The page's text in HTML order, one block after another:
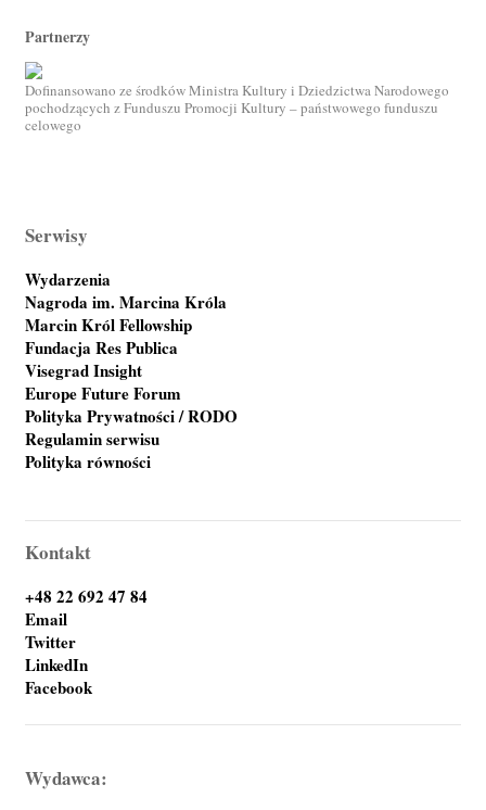
Partnerzy
Dofinansowano ze środków Ministra Kultury i Dziedzictwa Narodowego
pochodzących z Funduszu Promocji Kultury – państwowego funduszu
celowego
Serwisy
Wydarzenia
Nagroda im. Marcina Króla
Marcin Król Fellowship
Fundacja Res Publica
Visegrad Insight
Europe Future Forum
Polityka Prywatności / RODO
Regulamin serwisu
Polityka równości
Kontakt
+48 22 692 47 84
Email
Twitter
LinkedIn
Facebook
Wydawca: